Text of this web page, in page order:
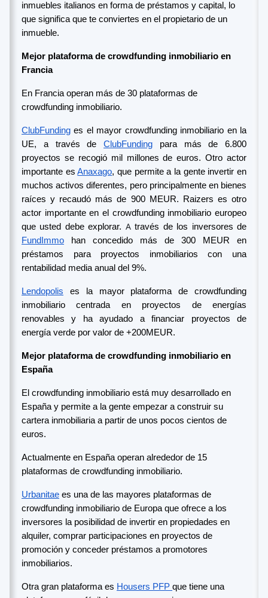
inmuebles italianos en forma de préstamos y capital, lo
que significa que te conviertes en el propietario de un
inmueble.
Mejor plataforma de crowdfunding inmobiliario en
Francia
En Francia operan más de 30 plataformas de
crowdfunding inmobiliario.
ClubFunding es el mayor crowdfunding inmobiliario en la
UE, a través de
ClubFunding para más de 6.800
proyectos se recogió mil millones de euros. Otro actor
importante es Anaxago, que permite a la gente invertir en
muchos activos diferentes, pero principalmente en bienes
raíces y recaudó más de 900 MEUR. Raizers es otro
actor importante en el crowdfunding inmobiliario europeo
que usted debe explorar. Através de los inversores de
FundImmo han concedido más de 300 MEUR en
préstamos para proyectos inmobiliarios con una
rentabilidad media anual del 9%.
Lendopolis es la mayor plataforma de crowdfunding
inmobiliario centrada en proyectos de energías
renovables y ha ayudado a financiar proyectos de
energía verde por valor de +200MEUR.
Mejor plataforma de crowdfunding inmobiliario en
España
El crowdfunding inmobiliario está muy desarrollado en
España y permite a la gente empezar a construir su
cartera inmobiliaria a partir de unos pocos cientos de
euros.
Actualmente en España operan alrededor de 15
plataformas de crowdfunding inmobiliario.
Urbanitae es una de las mayores plataformas de
crowdfunding inmobiliario de Europa que ofrece a los
inversores la posibilidad de invertir en propiedades en
alquiler, comprar participaciones en proyectos de
promoción y conceder préstamos a promotores
inmobiliarios.
Otra gran plataforma es Housers PFP que tiene una